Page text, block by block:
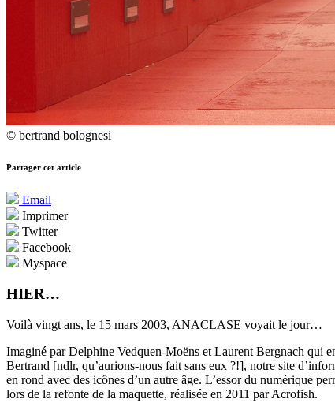
© bertrand bolognesi
Partager cet article
Email
Imprimer
Twitter
Facebook
Myspace
HIER…
Voilà vingt ans, le 15 mars 2003, ANACLASE voyait le jour…
Imaginé par Delphine Vedquen-Moëns et Laurent Bergnach qui
Bertrand [ndlr, qu’aurions-nous fait sans eux ?!], notre site
en rond avec des icônes d’un autre âge. L’essor du numérique
lors de la refonte de la maquette, réalisée en 2011 par Acrofish.